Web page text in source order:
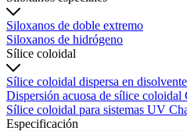
Siloxanos de doble extremo
Siloxanos de hidrógeno
Sílice coloidal
Sílice coloidal dispersa en
Dispersión acuosa de sílice
Sílice coloidal para sistemas UV
Especificación